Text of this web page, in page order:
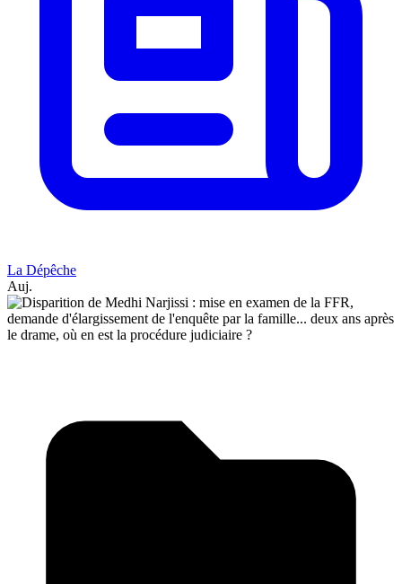
La Dépêche
Auj.